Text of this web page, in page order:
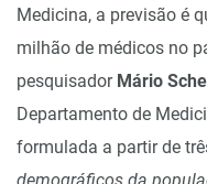
Medicina, a previsão é
milhão de médicos no
pesquisador Mário
Departamento de
formulada a partir de